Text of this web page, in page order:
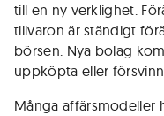
till en ny verklighet.
tillvaron är ständigt
börsen. Nya bolag
uppköpta eller
Många affärsmodeller